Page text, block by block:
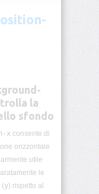
la
sfondo
x consente di
orizzontale
utile
le
(y) rispetto al